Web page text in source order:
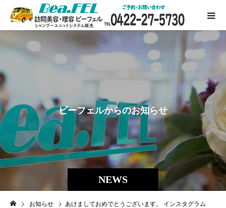
NEWS
ビーフェルからのお知 らせ
お知らせ あけましておめでとうございます。 インスタグラム